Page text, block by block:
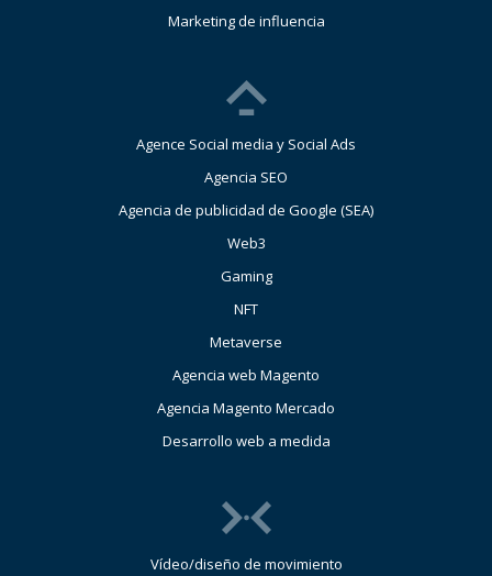
Marketing de influencia
Agence Social media y Social Ads
Agencia SEO
Agencia de publicidad de Google (SEA)
Web3
Gaming
NFT
Metaverse
Agencia web Magento
Agencia Magento Mercado
Desarrollo web a medida
Vídeo/diseño de movimiento